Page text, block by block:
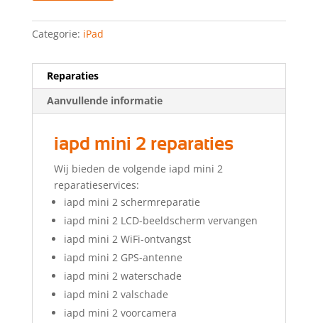
Categorie: iPad
Reparaties
Aanvullende informatie
iapd mini 2 reparaties
Wij bieden de volgende iapd mini 2
reparatieservices:
iapd mini 2 schermreparatie
iapd mini 2 LCD-beeldscherm vervangen
iapd mini 2 WiFi-ontvangst
iapd mini 2 GPS-antenne
iapd mini 2 waterschade
iapd mini 2 valschade
iapd mini 2 voorcamera